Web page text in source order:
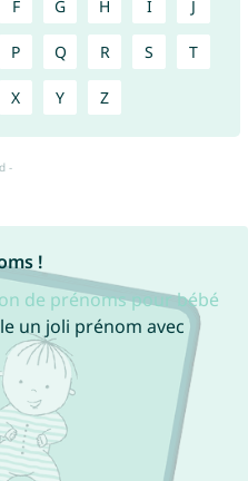
F G H I J
P Q R S T
X Y Z
!
de prénoms pour bébé
un joli prénom avec